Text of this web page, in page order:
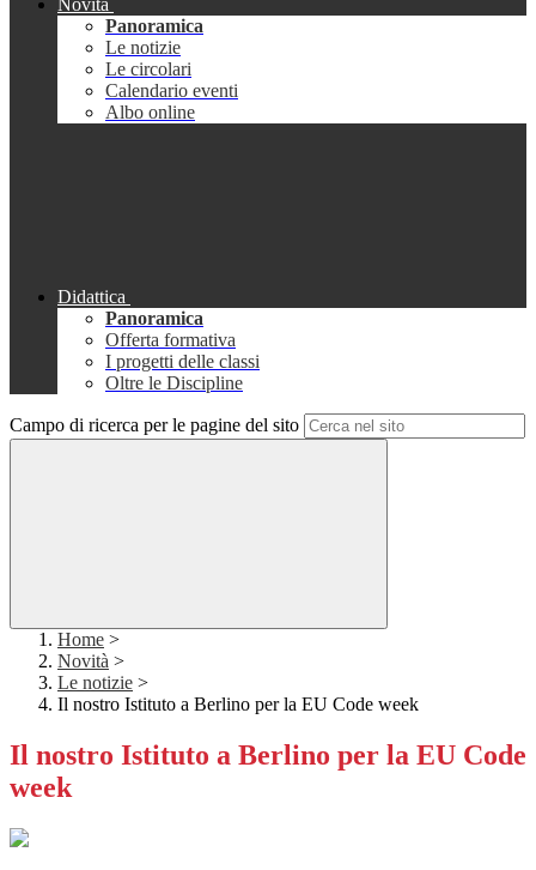
Novità
Panoramica
Le notizie
Le circolari
Calendario eventi
Albo online
Didattica
Panoramica
Offerta formativa
I progetti delle classi
Oltre le Discipline
Campo di ricerca per le pagine del sito
Home >
Novità >
Le notizie >
Il nostro Istituto a Berlino per la EU Code week
Il nostro Istituto a Berlino per la EU Code
week